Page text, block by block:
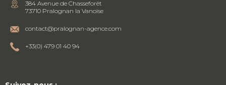
384 Avenue de Chasseforêt
73710 Pralognan la Vanoise
contact@pralognan-agence.com
+33(0) 479 01 40 94